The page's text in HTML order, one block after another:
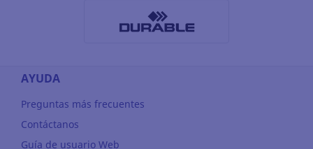
AYUDA
Preguntas más frecuentes
Contáctanos
Guía de usuario Web